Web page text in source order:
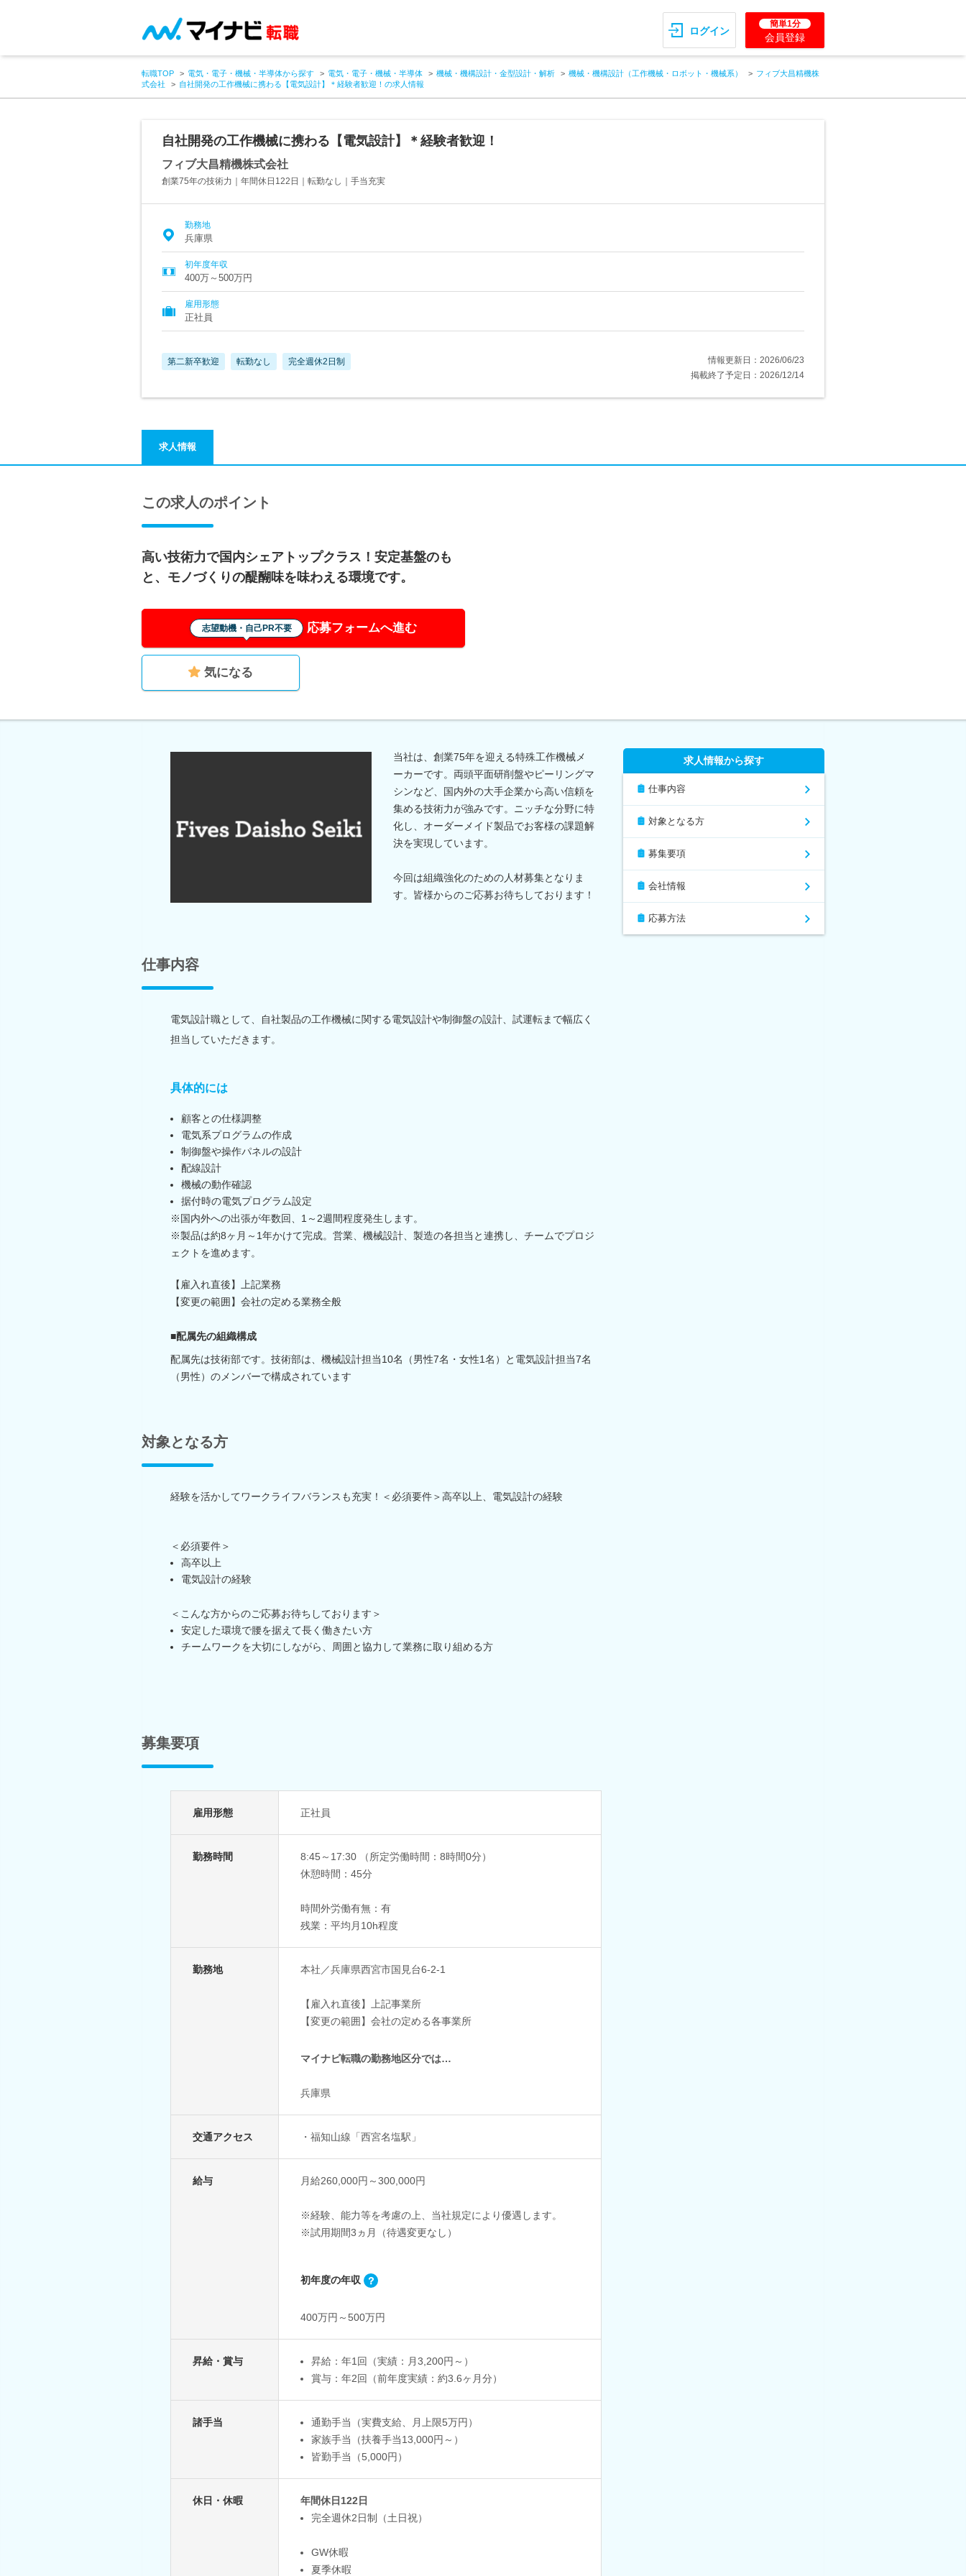
ログイン
簡単1分
会員登録
転職TOP 電気・電子・機械・半導体から探す 電気・電子・機械・半導体 機械・機構設計・金型設計・解析 機械・機構設計（工作機械・ロボット・機械系）
フィブ大昌精機株
式会社
自社開発の工作機械に携わる【電気設計】＊経験者歓迎！の求人情報
自社開発の工作機械に携わる【電気設計】＊経験者歓迎！
フィブ大昌精機株式会社
創業75年の技術力｜年間休日122日｜転勤なし｜手当充実
勤務地
兵庫県
初年度年収
400万～500万円
雇用形態
正社員
第二新卒歓迎 転勤なし 完全週休2日制
情報更新日：2026/06/23
掲載終了予定日：2026/12/14
求人情報
この求人のポイント
高い技術力で国内シェアトップクラス！安定基盤のも
と、モノづくりの醍醐味を味わえる環境です。
志望動機・自己PR不要 応募フォームへ進む
気になる
当社は、創業75年を迎える特殊工作機械メ
ーカーです。両頭平面研削盤やピーリングマ
シンなど、国内外の大手企業から高い信頼を
集める技術力が強みです。ニッチな分野に特
化し、オーダーメイド製品でお客様の課題解
決を実現しています。
今回は組織強化のための人材募集となりま
す。皆様からのご応募お待ちしております！
仕事内容
電気設計職として、自社製品の工作機械に関する電気設計や制御盤の設計、試運転まで幅広く
担当していただきます。
具体的には
顧客との仕様調整
電気系プログラムの作成
制御盤や操作パネルの設計
配線設計
機械の動作確認
据付時の電気プログラム設定
※国内外への出張が年数回、1～2週間程度発生します。
※製品は約8ヶ月～1年かけて完成。営業、機械設計、製造の各担当と連携し、チームでプロジ
ェクトを進めます。
【雇入れ直後】上記業務
【変更の範囲】会社の定める業務全般
■配属先の組織構成
配属先は技術部です。技術部は、機械設計担当10名（男性7名・女性1名）と電気設計担当7名
（男性）のメンバーで構成されています
対象となる方
経験を活かしてワークライフバランスも充実！＜必須要件＞高卒以上、電気設計の経験
＜必須要件＞
高卒以上
電気設計の経験
＜こんな方からのご応募お待ちしております＞
安定した環境で腰を据えて長く働きたい方
チームワークを大切にしながら、周囲と協力して業務に取り組める方
募集要項
雇用形態 正社員
勤務時間
8:45～17:30 （所定労働時間：8時間0分）
休憩時間：45分
時間外労働有無：有
残業：平均月10h程度
勤務地 本社／兵庫県西宮市国見台6-2-1
【雇入れ直後】上記事業所
【変更の範囲】会社の定める各事業所
マイナビ転職の勤務地区分では…
兵庫県
交通アクセス ・福知山線「西宮名塩駅」
給与 月給260,000円～300,000円
※経験、能力等を考慮の上、当社規定により優遇します。
※試用期間3ヵ月（待遇変更なし）
初年度の年収
400万円～500万円
昇給・賞与
昇給：年1回（実績：月3,200円～）
賞与：年2回（前年度実績：約3.6ヶ月分）
諸手当
通勤手当（実費支給、月上限5万円）
家族手当（扶養手当13,000円～）
皆勤手当（5,000円）
休日・休暇
年間休日122日
完全週休2日制（土日祝）
GW休暇
夏季休暇
求人情報から探す
仕事内容
対象となる方
募集要項
会社情報
応募方法